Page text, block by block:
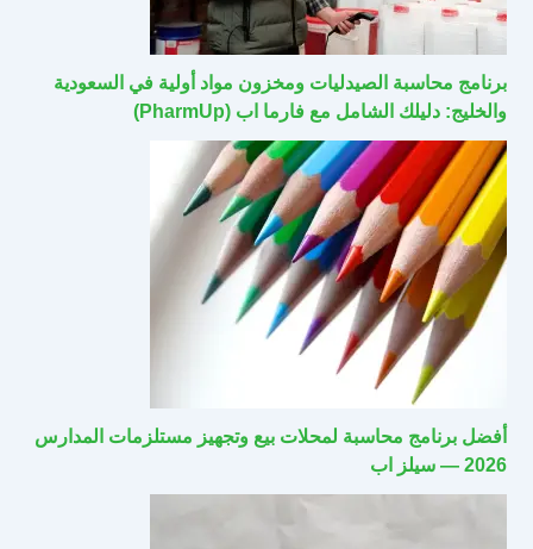
برنامج محاسبة الصيدليات ومخزون مواد أولية في السعودية
والخليج: دليلك الشامل مع فارما اب (PharmUp)
أفضل برنامج محاسبة لمحلات بيع وتجهيز مستلزمات المدارس
2026 — سيلز اب